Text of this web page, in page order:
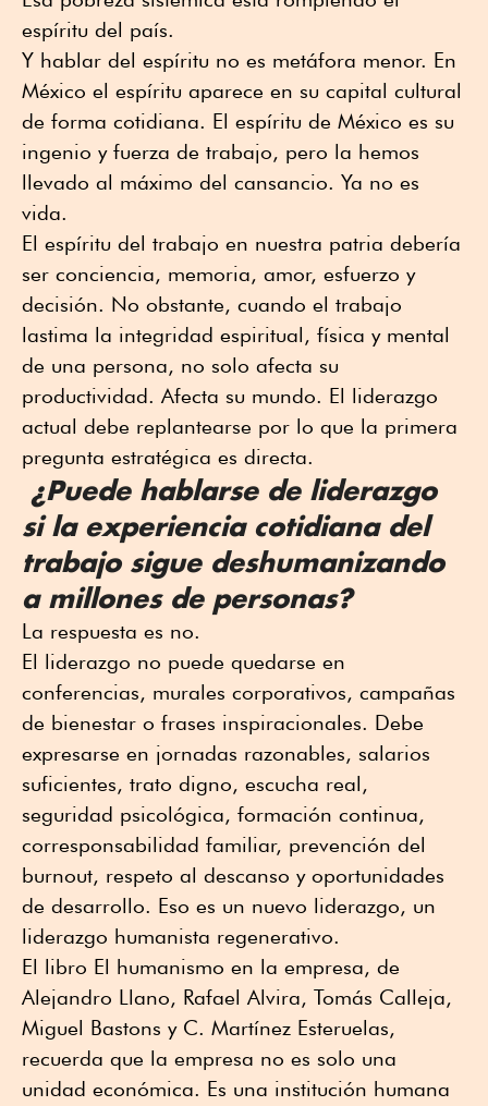
espíritu del país.
Y hablar del espíritu no es metáfora menor. En
México el espíritu aparece en su capital cultural
de forma cotidiana. El espíritu de México es su
ingenio y fuerza de trabajo, pero la hemos
llevado al máximo del cansancio. Ya no es
vida.
El espíritu del trabajo en nuestra patria debería
ser conciencia, memoria, amor, esfuerzo y
decisión. No obstante, cuando el trabajo
lastima la integridad espiritual, física y mental
de una persona, no solo afecta su
productividad. Afecta su mundo. El liderazgo
actual debe replantearse por lo que la primera
pregunta estratégica es directa.
¿Puede hablarse de liderazgo
si la experiencia cotidiana del
trabajo sigue deshumanizando
a millones de personas?
La respuesta es no.
El liderazgo no puede quedarse en
conferencias, murales corporativos, campañas
de bienestar o frases inspiracionales. Debe
expresarse en jornadas razonables, salarios
suficientes, trato digno, escucha real,
seguridad psicológica, formación continua,
corresponsabilidad familiar, prevención del
burnout, respeto al descanso y oportunidades
de desarrollo. Eso es un nuevo liderazgo, un
liderazgo humanista regenerativo.
El libro El humanismo en la empresa, de
Alejandro Llano, Rafael Alvira, Tomás Calleja,
Miguel Bastons y C. Martínez Esteruelas,
recuerda que la empresa no es solo una
unidad económica. Es una institución humana